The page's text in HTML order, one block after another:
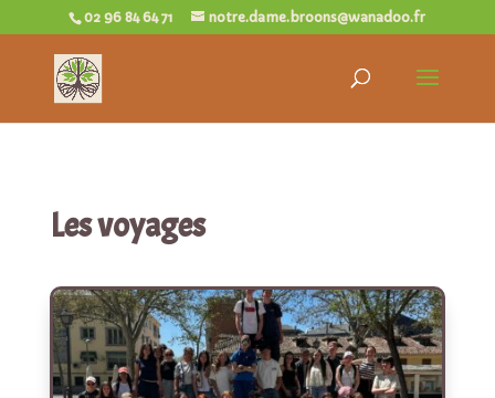
02 96 84 64 71 notre.dame.broons@wanadoo.fr
Les voyages